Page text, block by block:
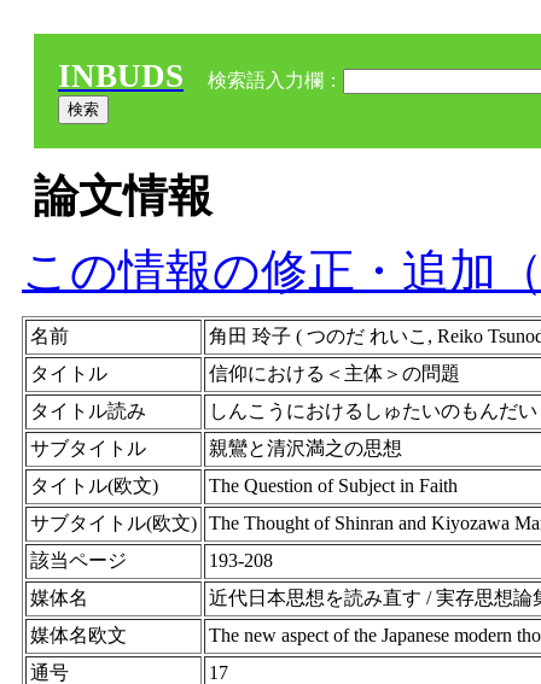
INBUDS 検索語入力欄：
論文情報
この情報の修正・追加
名前
角田 玲子 ( つのだ れいこ, Reiko
タイトル
信仰における＜主体＞の問題
タイトル読み
しんこうにおけるしゅたいのもんだい
サブタイトル
親鸞と清沢満之の思想
タイトル(欧文)
The Question of Subject in Faith
サブタイトル(欧文) The Thought of Shinran and Kiyozawa
該当ページ
193-208
媒体名
近代日本思想を読み直す / 実存思想論
媒体名欧文
The new aspect of the Japanese
通号
17